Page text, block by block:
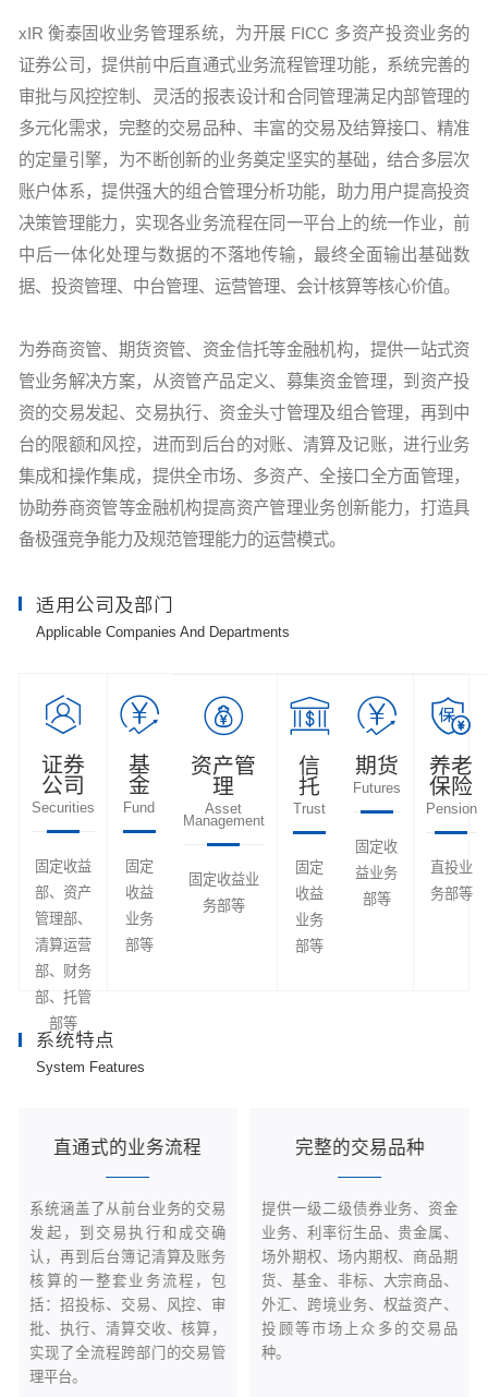
xIR 衡泰固收业务管理系统，为开展 FICC 多资产投资业务的
证券公司，提供前中后直通式业务流程管理功能，系统完善的
审批与风控控制、灵活的报表设计和合同管理满足内部管理的
多元化需求，完整的交易品种、丰富的交易及结算接口、精准
的定量引擎，为不断创新的业务奠定坚实的基础，结合多层次
账户体系，提供强大的组合管理分析功能，助力用户提高投资
决策管理能力，实现各业务流程在同一平台上的统一作业，前
中后一体化处理与数据的不落地传输，最终全面输出基础数
据、投资管理、中台管理、运营管理、会计核算等核心价值。
为券商资管、期货资管、资金信托等金融机构，提供一站式资
管业务解决方案，从资管产品定义、募集资金管理，到资产投
资的交易发起、交易执行、资金头寸管理及组合管理，再到中
台的限额和风控，进而到后台的对账、清算及记账，进行业务
集成和操作集成，提供全市场、多资产、全接口全方面管理，
协助券商资管等金融机构提高资产管理业务创新能力，打造具
备极强竞争能力及规范管理能力的运营模式。
适用公司及部门
Applicable Companies And Departments
证券
公司
Securities
固定收益
部、资产
管理部、
清算运营
部、财务
部、托管
部等
基
金
Fund
固定
收益
业务
部等
资产管
理
Asset
Management
固定收益业
务部等
信
托
Trust
固定
收益
业务
部等
期货
Futures
固定收
益业务
部等
养老
保险
Pension
直投业
务部等
系统特点
System Features
直通式的业务流程
系统涵盖了从前台业务的交易
发起，到交易执行和成交确
认，再到后台簿记清算及账务
核算的一整套业务流程，包
括：招投标、交易、风控、审
批、执行、清算交收、核算，
实现了全流程跨部门的交易管
理平台。
完整的交易品种
提供一级二级债券业务、资金
业务、利率衍生品、贵金属、
场外期权、场内期权、商品期
货、基金、非标、大宗商品、
外汇、跨境业务、权益资产、
投顾等市场上众多的交易品
种。